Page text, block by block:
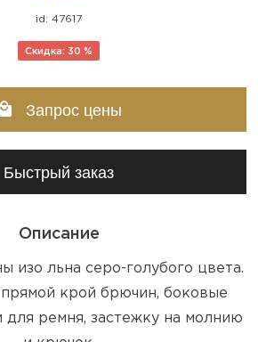
id: 47617
Скидка: 30 %
Запрос цены
Быстрый заказ
Описание
изо льна серо-голубого цвета.
крой брючин, боковые
для ремня, застежку на молнию